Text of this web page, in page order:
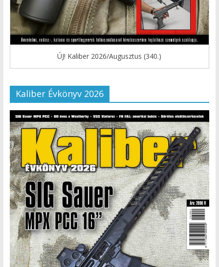
ÚJ! Kaliber 2026/Augusztus (340.)
Kaliber Évkönyv 2026